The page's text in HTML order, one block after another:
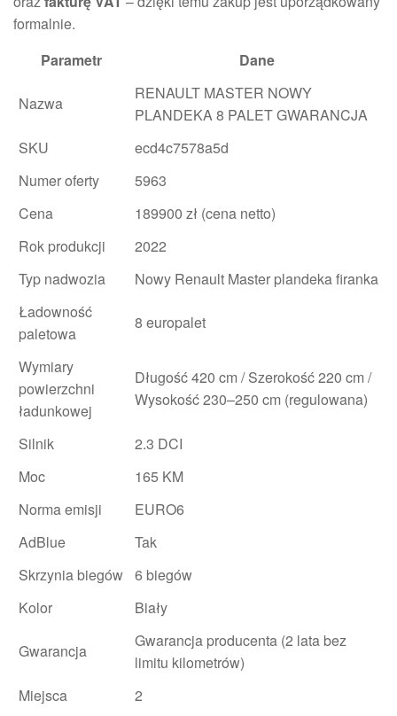
formalnie.
Parametr
Dane
Nazwa
RENAULT MASTER NOWY
PLANDEKA 8 PALET GWARANCJA
SKU
ecd4c7578a5d
Numer oferty
5963
Cena
189900 zł (cena netto)
Rok produkcji
2022
Typ nadwozia
Nowy Renault Master plandeka firanka
Ładowność
paletowa
8 europalet
Wymiary
powierzchni
ładunkowej
Długość 420 cm / Szerokość 220 cm /
Wysokość 230–250 cm (regulowana)
Silnik
2.3 DCI
Moc
165 KM
Norma emisji
EURO6
AdBlue
Tak
Skrzynia biegów 6 biegów
Kolor
Biały
Gwarancja
Gwarancja producenta (2 lata bez
limitu kilometrów)
Miejsca
2